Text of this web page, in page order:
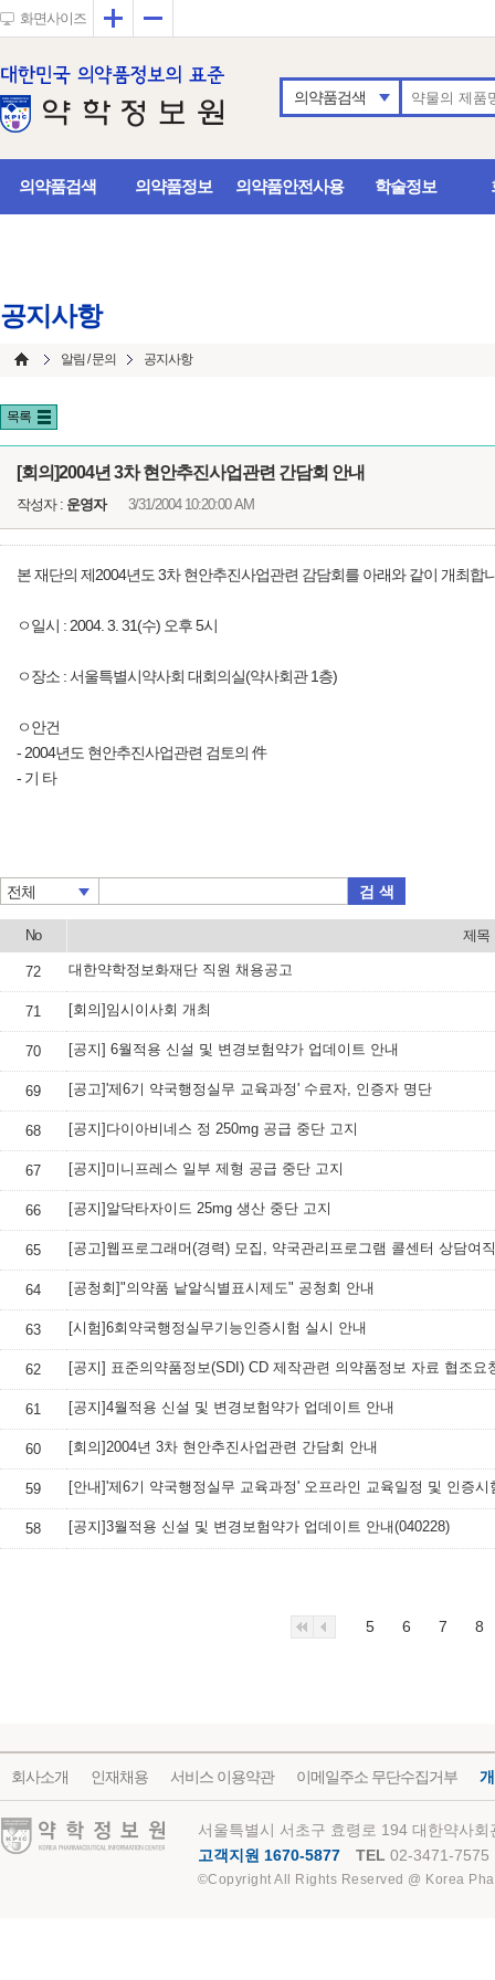
화면사이즈 확대
의약품검색
의약품검색 의약품정보 의약품안전사용 학술정보
공지사항
알림 / 문의 공지사항
목록
[회의]2004년 3차 현안추진사업관련 간담회 안내
작성자 : 운영자 3/31/2004 10:20:00 AM
본 재단의 제2004년도 3차 현안추진사업관련 감담회를 아래와 같이 개최합
ㅇ일시 : 2004. 3. 31(수) 오후 5시
ㅇ장소 : 서울특별시약사회 대회의실(약사회관 1층)
ㅇ안건
- 2004년도 현안추진사업관련 검토의 件
- 기 타
전체 검 색
No 제목
72 대한약학정보화재단 직원 채용공고
71 [회의]임시이사회 개최
70 [공지] 6월적용 신설 및 변경보험약가 업데이트 안내
69 [공고]'제6기 약국행정실무 교육과정' 수료자, 인증자 명단
68 [공지]다이아비네스 정 250mg 공급 중단 고지
67 [공지]미니프레스 일부 제형 공급 중단 고지
66 [공지]알닥타자이드 25mg 생산 중단 고지
65 [공고]웹프로그래머(경력) 모집, 약국관리프로그램 콜센터 상담여
64 [공청회]"의약품 낱알식별표시제도" 공청회 안내
63 [시험]6회약국행정실무기능인증시험 실시 안내
62 [공지] 표준의약품정보(SDI) CD 제작관련 의약품정보 자료 협조요
61 [공지]4월적용 신설 및 변경보험약가 업데이트 안내
60 [회의]2004년 3차 현안추진사업관련 간담회 안내
59 [안내]'제6기 약국행정실무 교육과정' 오프라인 교육일정 및 인증시
58 [공지]3월적용 신설 및 변경보험약가 업데이트 안내(040228)
5 6 7 8
회사소개 인재채용 서비스 이용약관 이메일주소 무단수집거부
약학정보원
서울특별시 서초구 효령로 194 대한약사
고객지원 1670-5877
TEL 02-3471-7575
©Copyright All Rights Reserved @ Korea